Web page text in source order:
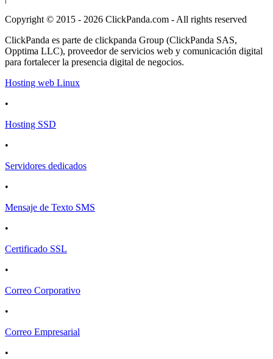
Copyright © 2015 - 2026 ClickPanda.com - All rights reserved
ClickPanda es parte de clickpanda Group (ClickPanda SAS,
Opptima LLC), proveedor de servicios web y comunicación digital
para fortalecer la presencia digital de negocios.
Hosting web Linux
•
Hosting SSD
•
Servidores dedicados
•
Mensaje de Texto SMS
•
Certificado SSL
•
Correo Corporativo
•
Correo Empresarial
•